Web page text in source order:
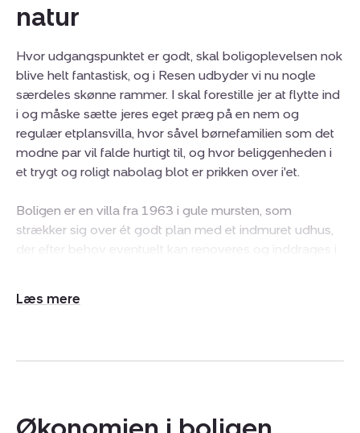
natur
Hvor udgangspunktet er godt, skal boligoplevelsen nok
blive helt fantastisk, og i Resen udbyder vi nu nogle
særdeles skønne rammer. I skal forestille jer at flytte ind
i og måske sætte jeres eget præg på en nem og
regulær etplansvilla, hvor såvel børnefamilien som det
modne par vil falde hurtigt til, og hvor beliggenheden i
et trygt og roligt nabolag blot er prikken over i'et.
Boligen er en villa fra 1963 i gule mursten, som
strækker sig over ét godt plan med et indmuret udhus,
der efter behov eventuelt kan renoveres og inddrages i
badeværelset og det veludstyrede bryggers. Stuen
ind i leverummet. Fra stuen kommer det fine køkken,